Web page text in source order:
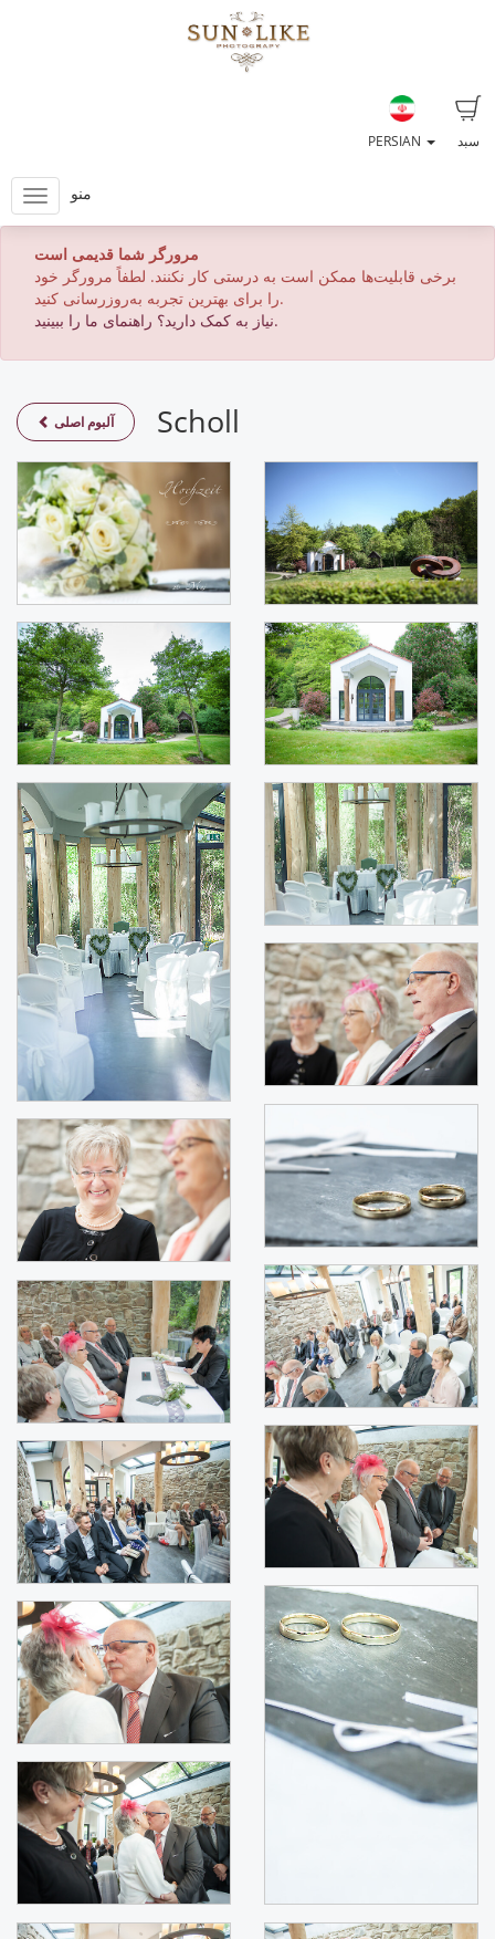
سبد PERSIAN
منو
مرورگر شما قدیمی است
برخی قابلیت‌ها ممکن است به درستی کار نکنند. لطفاً مرورگر خود
را برای بهترین تجربه به‌روزرسانی کنید.
نیاز به کمک دارید؟ راهنمای ما را ببینید.
آلبوم اصلی Scholl